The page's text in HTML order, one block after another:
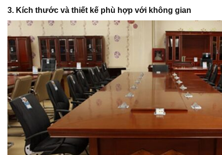
3. Kích thước và thiết kế phù hợp với không gian